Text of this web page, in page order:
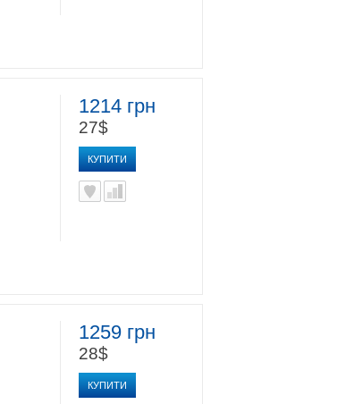
1214 грн
27$
КУПИТИ
1259 грн
28$
КУПИТИ